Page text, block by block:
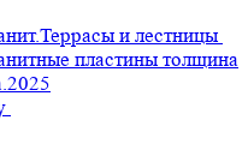
и лестницы
пластины толщина